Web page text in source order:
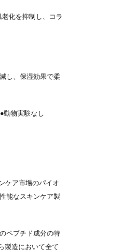
化を抑制し、コラ
し、保湿効果で柔
物実験なし
ケア市場のパイオ
能なスキンケア製
ペプチド成分の特
製造において全て